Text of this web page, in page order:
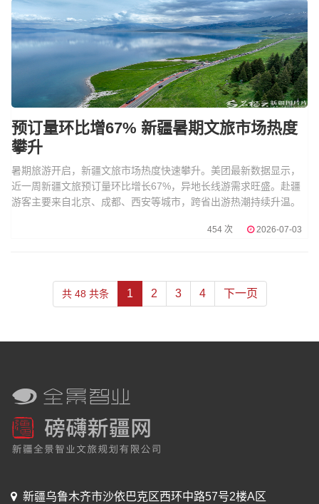
预订量环比增67% 新疆暑期文旅市场热度
攀升
暑期旅游开启，新疆文旅市场热度快速攀升。美团最新数据显示，
近一周新疆文旅预订量环比增长67%，异地长线游需求旺盛。赴疆
游客主要来自北京、成都、西安等城市，跨省出游热潮持续升温。
454 次 2026-07-03
共 48 共条 1 2 3 4 下一页
新疆乌鲁木齐市沙依巴克区西环中路57号2楼A区